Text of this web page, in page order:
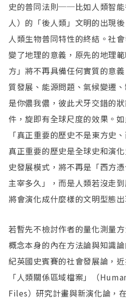
史的普同法則──比如人類智能
人）的「後人類」文明的出現
人類生物普同特性的終結。社
變了地理的意義，原先的地理
方」將不再具備任何實質的意
質發展、能源問題、氣候變遷
是你儂我儂，彼此犬牙交錯的
件，旋即有全球尺度的效果。
「真正重要的歷史不是東方史
真正重要的歷史是全球史和演
史發展模式，將不再是「西方
主宰多久」，而是人類若沒走
將會演化成什麼樣的文明型態
若暫先不檢討作者的量化測量
概念本身的內在方法論與知識
紀英國史賓賽的社會發展論，
「人類關係區域檔案」（
Files）研究計畫與新演化論，